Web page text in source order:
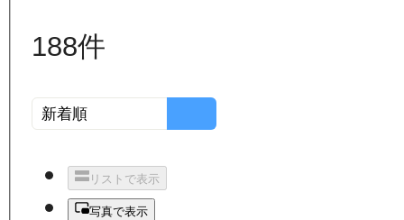
188件
リストで表示
写真で表示